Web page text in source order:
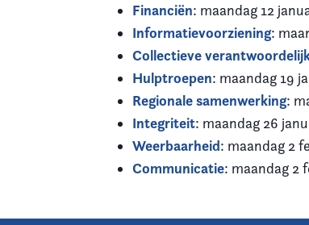
Financiën: maandag 12
Informatievoorziening:
Collectieve
Hulptroepen: maandag 19
Regionale samenwerking:
Integriteit: maandag 26
Weerbaarheid: maandag 2
Communicatie: maandag 2